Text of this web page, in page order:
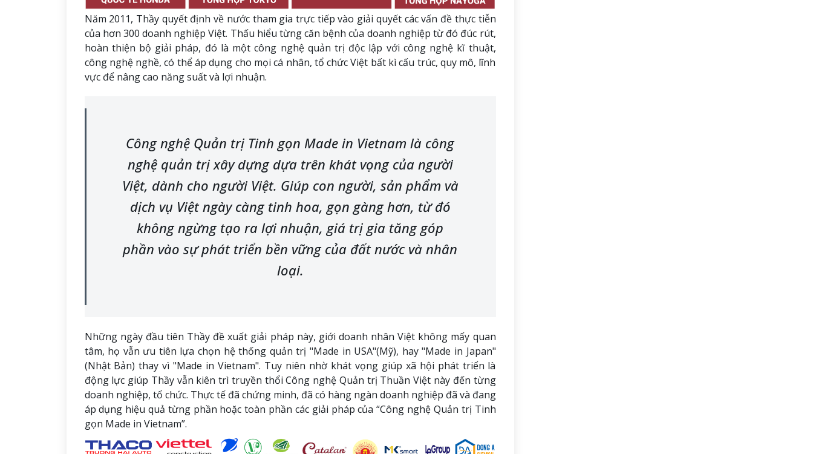
Năm 2011, Thầy quyết định về nước tham gia trực tiếp vào giải quyết các vấn đề thực tiễn
của hơn 300 doanh nghiệp Việt. Thấu hiểu từng căn bệnh của doanh nghiệp từ đó đúc rút,
hoàn thiện bộ giải pháp, đó là một công nghệ quản trị độc lập với công nghệ kĩ thuật,
công nghệ nghề, có thể áp dụng cho mọi cá nhân, tổ chức Việt bất kì cấu trúc, quy mô, lĩnh
vực để nâng cao năng suất và lợi nhuận.
Công nghệ Quản trị Tinh gọn Made in Vietnam là công
nghệ quản trị xây dựng dựa trên khát vọng của người
Việt, dành cho người Việt. Giúp con người, sản phẩm và
dịch vụ Việt ngày càng tinh hoa, gọn gàng hơn, từ đó
không ngừng tạo ra lợi nhuận, giá trị gia tăng góp
phần vào sự phát triển bền vững của đất nước và nhân
loại.
Những ngày đầu tiên Thầy đề xuất giải pháp này, giới doanh nhân Việt không mấy quan
tâm, họ vẫn ưu tiên lựa chọn hệ thống quản trị "Made in USA"(Mỹ), hay "Made in Japan"
(Nhật Bản) thay vì "Made in Vietnam". Tuy niên nhờ khát vọng giúp xã hội phát triển là
động lực giúp Thầy vẫn kiên trì truyền thổi Công nghệ Quản trị Thuần Việt này đến từng
doanh nghiệp, tổ chức. Thực tế đã chứng minh, đã có hàng ngàn doanh nghiệp đã và đang
áp dụng hiệu quả từng phần hoặc toàn phần các giải pháp của “Công nghệ Quản trị Tinh
gọn Made in Vietnam”.